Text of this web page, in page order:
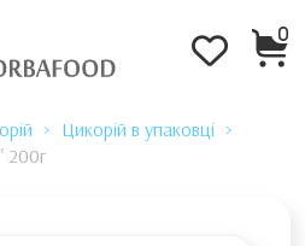
0
Цикорій в упаковці
200г